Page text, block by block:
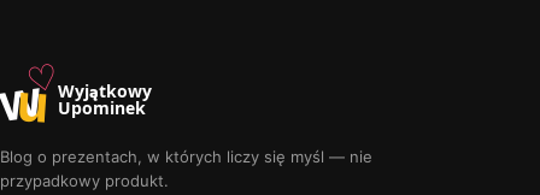
u♡Wyjątkowy
Upominek
Blog o prezentach, w których liczy się myśl — nie
przypadkowy produkt.